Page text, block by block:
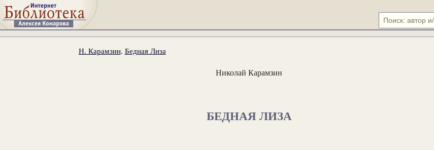
Н. Карамзин. Бедная Лиза
Николай Карамзин
БЕДНАЯ ЛИЗА